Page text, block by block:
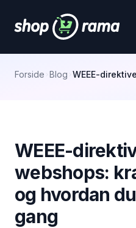
Forside Blog
WEEE-
webshops:
og hvordan
gang